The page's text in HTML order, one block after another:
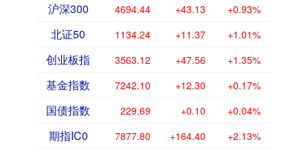
沪深300 4694.44 +43.13 +0.93%
北证50 1134.24 +11.37 +1.01%
创业板指 3563.12 +47.56 +1.35%
基金指数 7242.10 +12.30 +0.17%
国债指数 229.69 +0.10 +0.04%
期指IC0 7877.80 +164.40 +2.13%